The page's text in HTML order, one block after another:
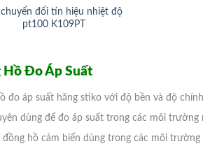
chuyển đổi tín hiệu nhiệt độ
pt100 K109PT
Đo Áp Suất
đo áp suất hãng stiko với độ bền và độ
dùng để đo áp suất trong các môi
đồng hồ cảm biến dùng trong các môi trường